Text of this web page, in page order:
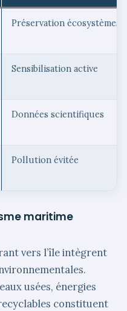
Préservation écosystèmes
Sensibilisation active
Données scientifiques
Pollution évitée
maritime
vers l’île intègrent
usées, énergies
constituent